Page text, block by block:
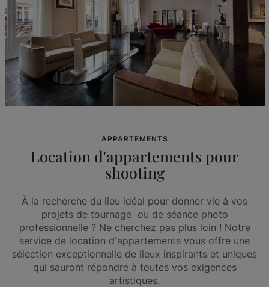
APPARTEMENTS
Location d'appartements pour
shooting
À la recherche du lieu idéal pour donner vie à vos
projets de tournage ou de séance photo
professionnelle ? Ne cherchez pas plus loin ! Notre
service de location d'appartements vous offre une
sélection exceptionnelle de lieux inspirants et uniques
qui sauront répondre à toutes vos exigences
artistiques.